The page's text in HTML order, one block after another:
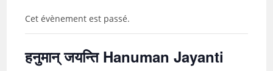
Cet évènement est passé.
हनुमान् जयन्ति Hanuman Jayanti